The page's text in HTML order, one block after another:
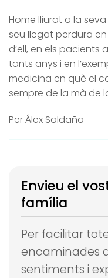
Home lliurat a la
seu llegat perdura
d’ell, en els
tants anys i en
medicina en què el
sempre de la mà de
Per Álex Saldaña
Envieu el
família
Per facilitar
encaminades
sentiments i